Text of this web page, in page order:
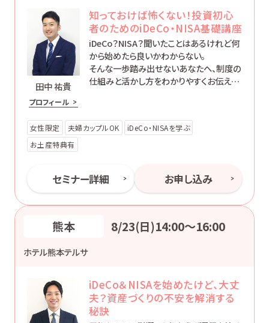
田中 祐貴
プロフィール
知っておけば怖くない！投資初心
者のためのiDeCo・NISA基礎講座
iDeCo？NISA？聞いたことはあるけれど何
から始めたら良いかわからない。
そんな一歩踏み出せないあなたへ、制度の
仕組みと活かし方をわかりやすくお伝えし
女性限定 夫婦カップルOK
iDeCo・NISAを学ぶ
お土産特典有
セミナー詳細 お申し込み
熊本 8/23(日)14:00〜16:00
ホテル熊本テルサ
iDeCo＆NISAを始めたけど、大丈
夫？資産づくりの不安を解消する
秘訣